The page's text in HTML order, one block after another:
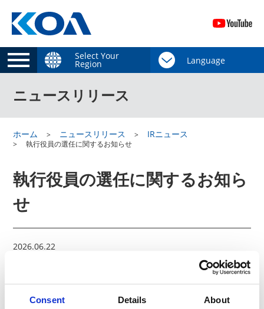
Consent Details About
Select Your
Region
ニュースリリース
ホーム ニュースリリース IRニュース
執行役員の選任に関するお知らせ
執行役員の選任に関するお知ら
せ
2026.06.22
本日、東京証券取引所にて「執行役員の選任に関するお知ら